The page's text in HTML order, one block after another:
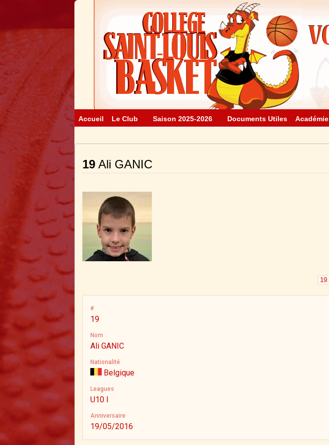
Accueil Le Club Saison 2025-2026 Documents Utiles Académie
19Ali GANIC
#
19
Nom
Ali GANIC
Nationalité
Belgique
Leagues
U10 I
Anniversaire
19/05/2016